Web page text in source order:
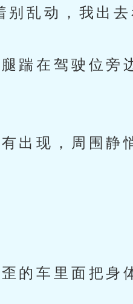
乱动，我出去
在驾驶位旁
现，周围静
车里面把身